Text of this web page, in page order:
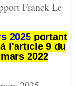
Franck Le
2025portant
l'article 9 du
2022